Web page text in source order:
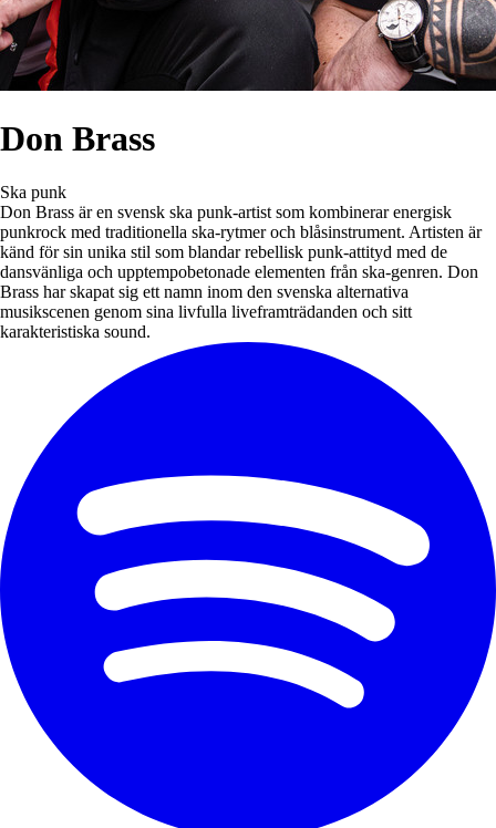
Don Brass
Ska punk
Don Brass är en svensk ska punk-artist som kombinerar energisk
punkrock med traditionella ska-rytmer och blåsinstrument. Artisten är
känd för sin unika stil som blandar rebellisk punk-attityd med de
dansvänliga och upptempobetonade elementen från ska-genren. Don
Brass har skapat sig ett namn inom den svenska alternativa
musikscenen genom sina livfulla liveframträdanden och sitt
karakteristiska sound.